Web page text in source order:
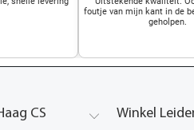
foutje van mijn kant in de
geholpen.
CS Winkel